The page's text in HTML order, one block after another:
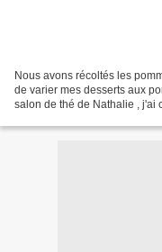
Nous avons récoltés les
de varier mes desserts aux
salon de thé de Nathalie , j'ai